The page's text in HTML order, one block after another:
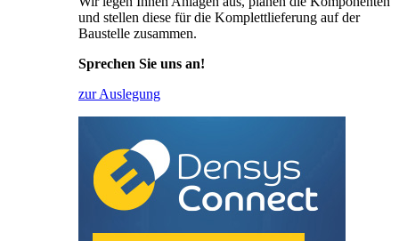
und stellen diese für die Komplettlieferung auf der
Baustelle zusammen.
Sprechen Sie uns an!
zur Auslegung